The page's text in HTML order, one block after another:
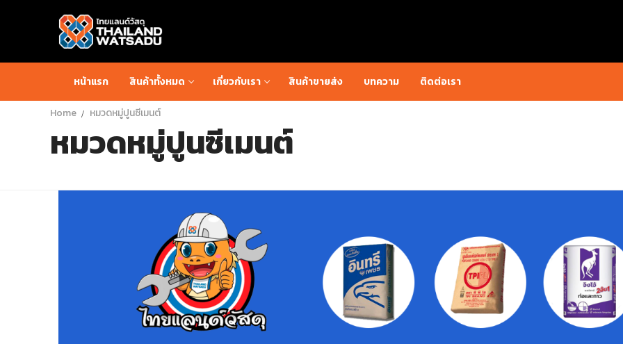
หน้าแรก สินค้าทั้งหมด เกี่ยวกับเรา สินค้าขายส่ง บทความ ติดต่อเรา
Home หมวดหมู่ปูนซีเมนต์
หมวดหมู่ปูนซีเมนต์